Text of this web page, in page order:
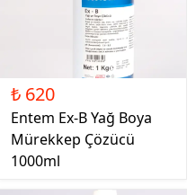
₺ 620
Entem Ex-B Yağ Boya
Mürekkep Çözücü
1000ml